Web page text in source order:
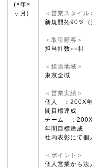
(×年×
ヶ月)
＜営業スタイル
新規開拓90％（
＜取引顧客＞
担当社数○○社
＜担当地域＞
東京全域
＜営業実績＞
個人 ：200X
間目標達成
チーム ：
年間目標達成
社内表彰にて個
＜ポイント＞
個人営業から法